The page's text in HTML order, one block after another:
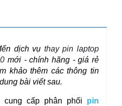
dịch vụ thay pin laptop
mới - chính hãng - giá rẻ
khảo thêm các thông tin
bài viết sau.
cung cấp phân phối
pin